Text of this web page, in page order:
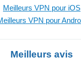
Meilleurs VPN pour iOS
VPN pour
Meilleurs avis